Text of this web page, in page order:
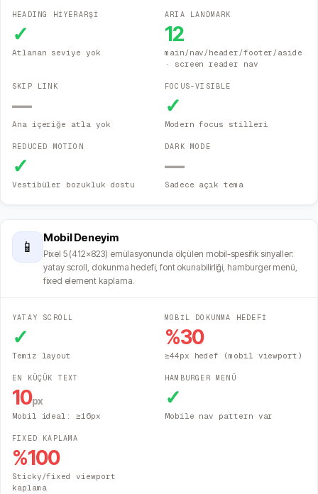
HEADING HİYERARŞİ
✓
Atlanan seviye yok
ARIA LANDMARK
12
main/nav/header/footer/aside
· screen reader nav
SKIP LINK
—
Ana içeriğe atla yok
FOCUS-VISIBLE
✓
Modern focus stilleri
REDUCED MOTION
✓
Vestibüler bozukluk dostu
DARK MODE
—
Sadece açık tema
📱
Mobil Deneyim
Pixel 5 (412×823) emülasyonunda ölçülen mobil-spesifik sinyaller:
yatay scroll, dokunma hedefi, font okunabilirliği, hamburger menü,
fixed element kaplama.
YATAY SCROLL
✓
Temiz layout
MOBİL DOKUNMA HEDEFİ
%30
≥44px hedef (mobil viewport)
EN KÜÇÜK TEXT
10px
Mobil ideal: ≥16px
HAMBURGER MENÜ
✓
Mobile nav pattern var
FIXED KAPLAMA
%100
Sticky/fixed viewport
kaplama